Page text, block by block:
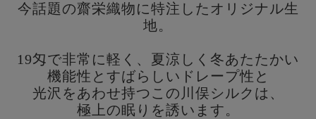
今話題の齋栄織物に特注したオリジナル生
地。
19匁で非常に軽く、夏涼しく冬あたたかい
機能性とすばらしいドレープ性と
光沢をあわせ持つこの川俣シルクは、
極上の眠りを誘います。